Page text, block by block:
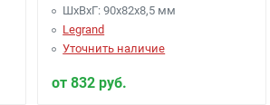
ШхВхГ: 90x82x8,5 мм
Legrand
Уточнить наличие
от 832 руб.